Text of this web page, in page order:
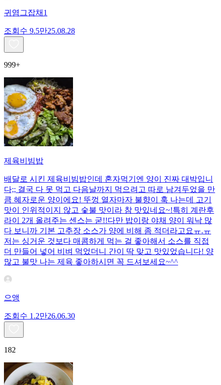
귀염그잡채1
조회수 9.5만25.08.28
999+
제육비빔밥
배달로 시킨 제육비빔밥인데 혼자먹기엔 양이 진짜 대박입니
다;; 결국 다 못 먹고 다음날까지 먹으려고 따로 남겨두었을 만
큼 혜자로운 양이에요! 뚜껑 열자마자 불향이 훅 나는데 고기
맛이 인위적이지 않고 숯불 맛이라 참 맛있네요~!특히 계란후
라이 2개 올려주는 센스는 굳!! ​다만 밥이랑 야채 양이 워낙 많
다 보니까 기본 고추장 소스가 양에 비해 좀 적더라고요ㅠ.ㅠ
저는 싱거운 것보다 매콤하게 먹는 걸 좋아해서 소스를 직접
더 만들어 넣어 비벼 먹었더니 간이 딱 맞고 맛있었습니다! 양
많고 불맛 나는 제육 좋아하시면 꼭 드셔보세요~^^
으앵
조회수 1.2만26.06.30
182